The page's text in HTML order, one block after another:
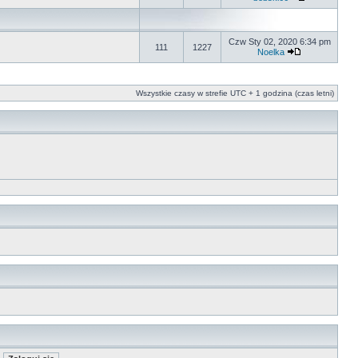
111 1227
Czw Sty 02, 2020 6:34 pm
Noelka
Wszystkie czasy w strefie UTC + 1 godzina (czas letni)